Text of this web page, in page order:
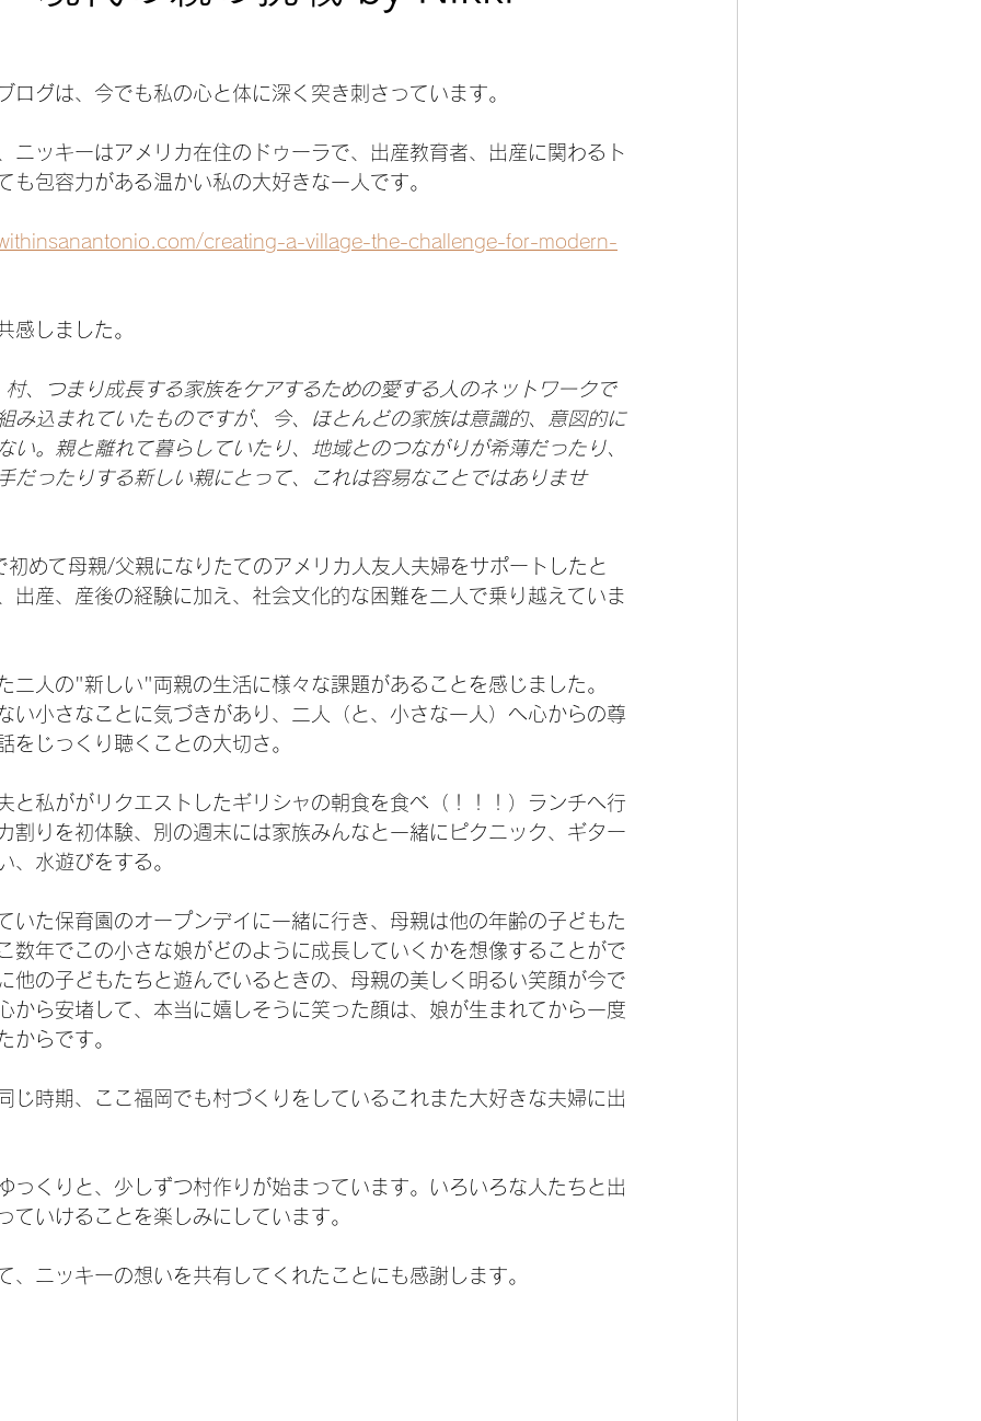
ログは、今でも私の心と体に深く突き刺さっています。
ニッキーはアメリカ在住のドゥーラで、出産教育者、出産に関わるト
も包容力がある温かい私の大好きな一人です。
creating-a-village-the-challenge-for-modern-
感しました。
、つまり成長する家族をケアするための愛する人のネットワークで
み込まれていたものですが、今、ほとんどの家族は意識的、意図的に
い。親と離れて暮らしていたり、地域とのつながりが希薄だったり、
だったりする新しい親にとって、これは容易なことではありませ
めて母親/父親になりたてのアメリカ人友人夫婦をサポートしたと
出産、産後の経験に加え、社会文化的な困難を二人で乗り越えていま
二人の"新しい"両親の生活に様々な課題があることを感じました。
い小さなことに気づきがあり、二人（と、小さな一人）へ心からの尊
をじっくり聴くことの大切さ。
と私ががリクエストしたギリシャの朝食を食べ（！！！）ランチへ行
割りを初体験、別の週末には家族みんなと一緒にピクニック、ギター
、水遊びをする。
いた保育園のオープンデイに一緒に行き、母親は他の年齢の子どもた
数年でこの小さな娘がどのように成長していくかを想像することがで
他の子どもたちと遊んでいるときの、母親の美しく明るい笑顔が今で
から安堵して、本当に嬉しそうに笑った顔は、娘が生まれてから一度
からです。
じ時期、ここ福岡でも村づくりをしているこれまた大好きな夫婦に出
っくりと、少しずつ村作りが始まっています。いろいろな人たちと出
ていけることを楽しみにしています。
、ニッキーの想いを共有してくれたことにも感謝します。